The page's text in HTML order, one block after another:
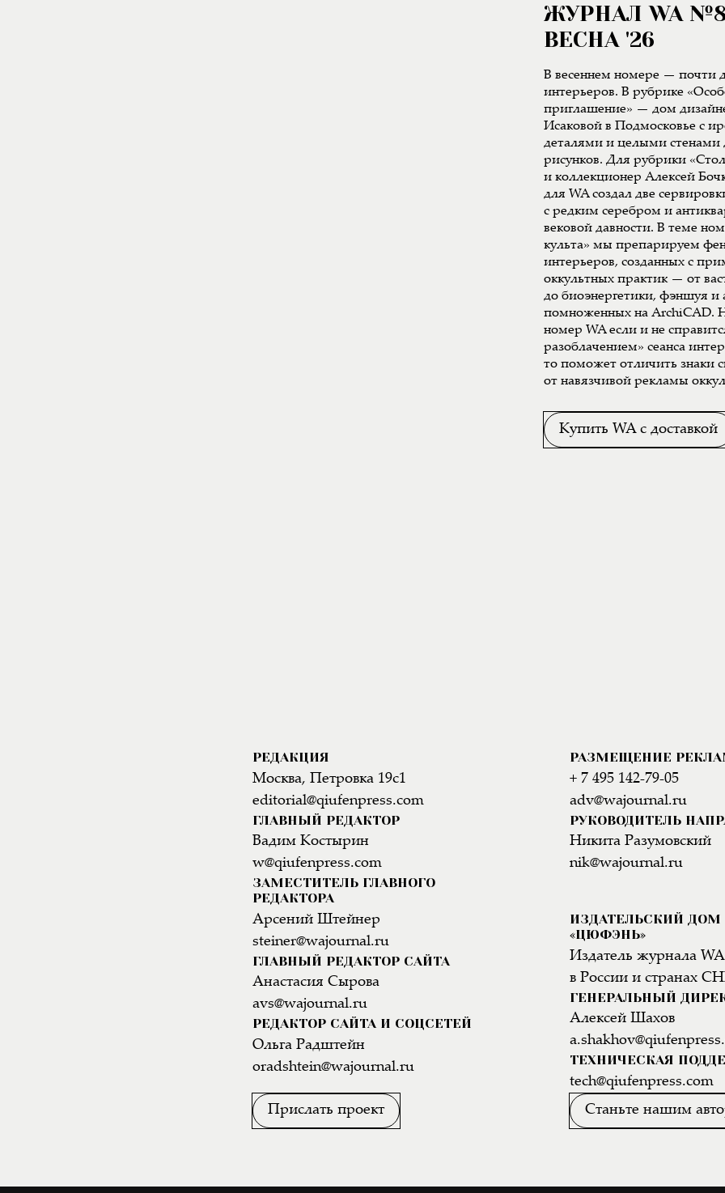
ЖУРНАЛ WA
ВЕСНА '26
В весеннем номере — почти
интерьеров. В рубрике
приглашение» — дом
Исаковой в Подмосковье с
деталями и целыми стенами
рисунков. Для рубрики
и коллекционер Алексей
для WA создал две
с редким серебром и
вековой давности. В теме
культа» мы препарируем
интерьеров, созданных с
оккультных практик — от
до биоэнергетики, фэншуя и
помноженных на ArchiCAD.
номер WA если и не
разоблачением» сеанса
то поможет отличить знаки
от навязчивой рекламы
Купить WA с доставкой
РЕДАКЦИЯ
Москва, Петровка 19с1
editorial@qiufenpress.com
ГЛАВНЫЙ РЕДАКТОР
Вадим Костырин
w@qiufenpress.com
ЗАМЕСТИТЕЛЬ ГЛАВНОГО
РЕДАКТОРА
Арсений Штейнер
steiner@wajournal.ru
ГЛАВНЫЙ РЕДАКТОР САЙТА
Анастасия Сырова
avs@wajournal.ru
РЕДАКТОР САЙТА И СОЦСЕТЕЙ
Ольга Радштейн
oradshtein@wajournal.ru
Прислать проект
РАЗМЕЩЕНИЕ
+ 7 495 142-79-05
adv@wajournal.ru
РУКОВОДИТЕЛЬ
Никита Разумовский
nik@wajournal.ru
ИЗДАТЕЛЬСКИЙ ДОМ
«ЦЮФЭНЬ»
Издатель журнала WA
в России и странах
ГЕНЕРАЛЬНЫЙ
Алексей Шахов
ТЕХНИЧЕСКАЯ
tech@qiufenpress.com
Станьте нашим